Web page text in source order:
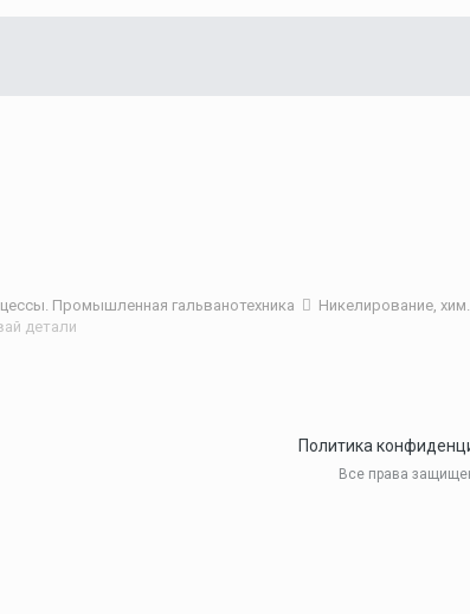
Промышленная гальванотехника
Никелирование,
детали
Политика
Все права